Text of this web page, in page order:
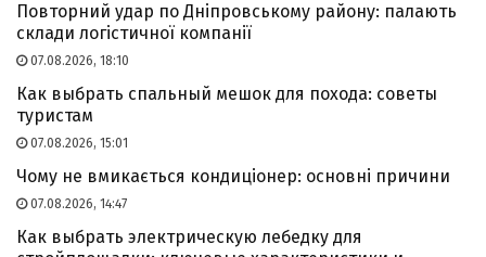
Повторний удар по Дніпровському району: палають
склади логістичної компанії
07.08.2026, 18:10
Как выбрать спальный мешок для похода: советы
туристам
07.08.2026, 15:01
Чому не вмикається кондиціонер: основні причини
07.08.2026, 14:47
Как выбрать электрическую лебедку для